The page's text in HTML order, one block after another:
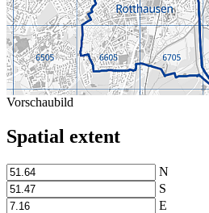
Vorschaubild
Spatial extent
N
S
E